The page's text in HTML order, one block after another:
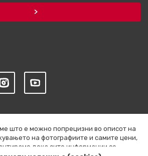
што е можно попрецизни во описот на
на фотографиите и самите цени,
дека сите информации се